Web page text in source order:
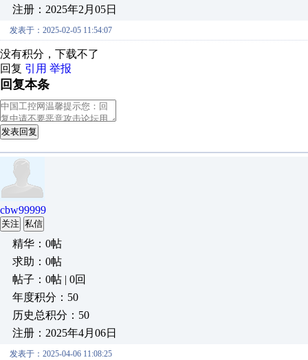
注册：2025年2月05日
发表于：2025-02-05 11:54:07
没有积分，下载不了
回复 引用 举报
回复本条
发表回复
cbw99999
关注 私信
精华：0帖
求助：0帖
帖子：0帖 | 0回
年度积分：50
历史总积分：50
注册：2025年4月06日
发表于：2025-04-06 11:08:25